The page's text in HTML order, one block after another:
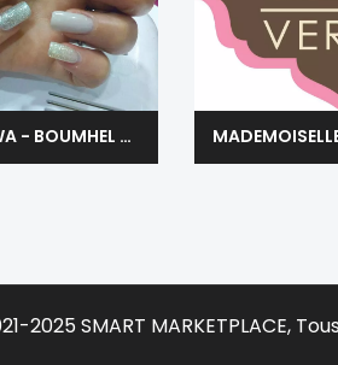
NEW LOOK ARWA - BOUMHEL BEN AROUS
2025 SMART MARKETPLACE,